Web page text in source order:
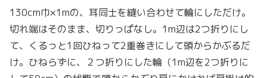
130cm巾×1mの、耳同士を縫い合わせて輪にしただけ。
切れ端はそのまま、切りっぱなし。1m辺は2つ折りにし
て、くるっと1回ひねって2重巻きにして頭からかぶるだ
け。ひねらずに、２つ折りにした輪（1m辺を2つ折りに